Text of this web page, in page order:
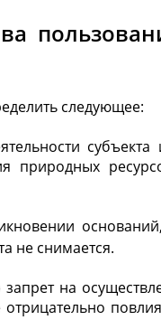
следующее:
природных
не снимается.
на
отрицательно